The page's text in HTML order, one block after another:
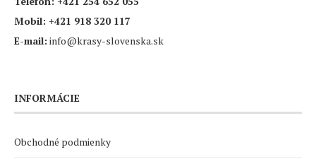
Mobil: +421 918 320 117
E-mail: info@krasy-slovenska.sk
INFORMÁCIE
Obchodné podmienky